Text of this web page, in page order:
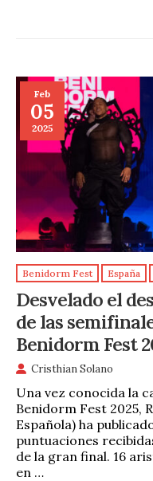
Feb
05
2025
Benidorm Fest España
Desvelado el
de las
Benidorm Fest
Cristhian Solano
Una vez conocida la
Benidorm Fest 2025,
Española) ha
puntuaciones
de la gran final. 16
en …